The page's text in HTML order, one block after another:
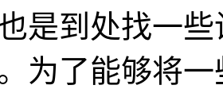
是到处找一
为了能够将